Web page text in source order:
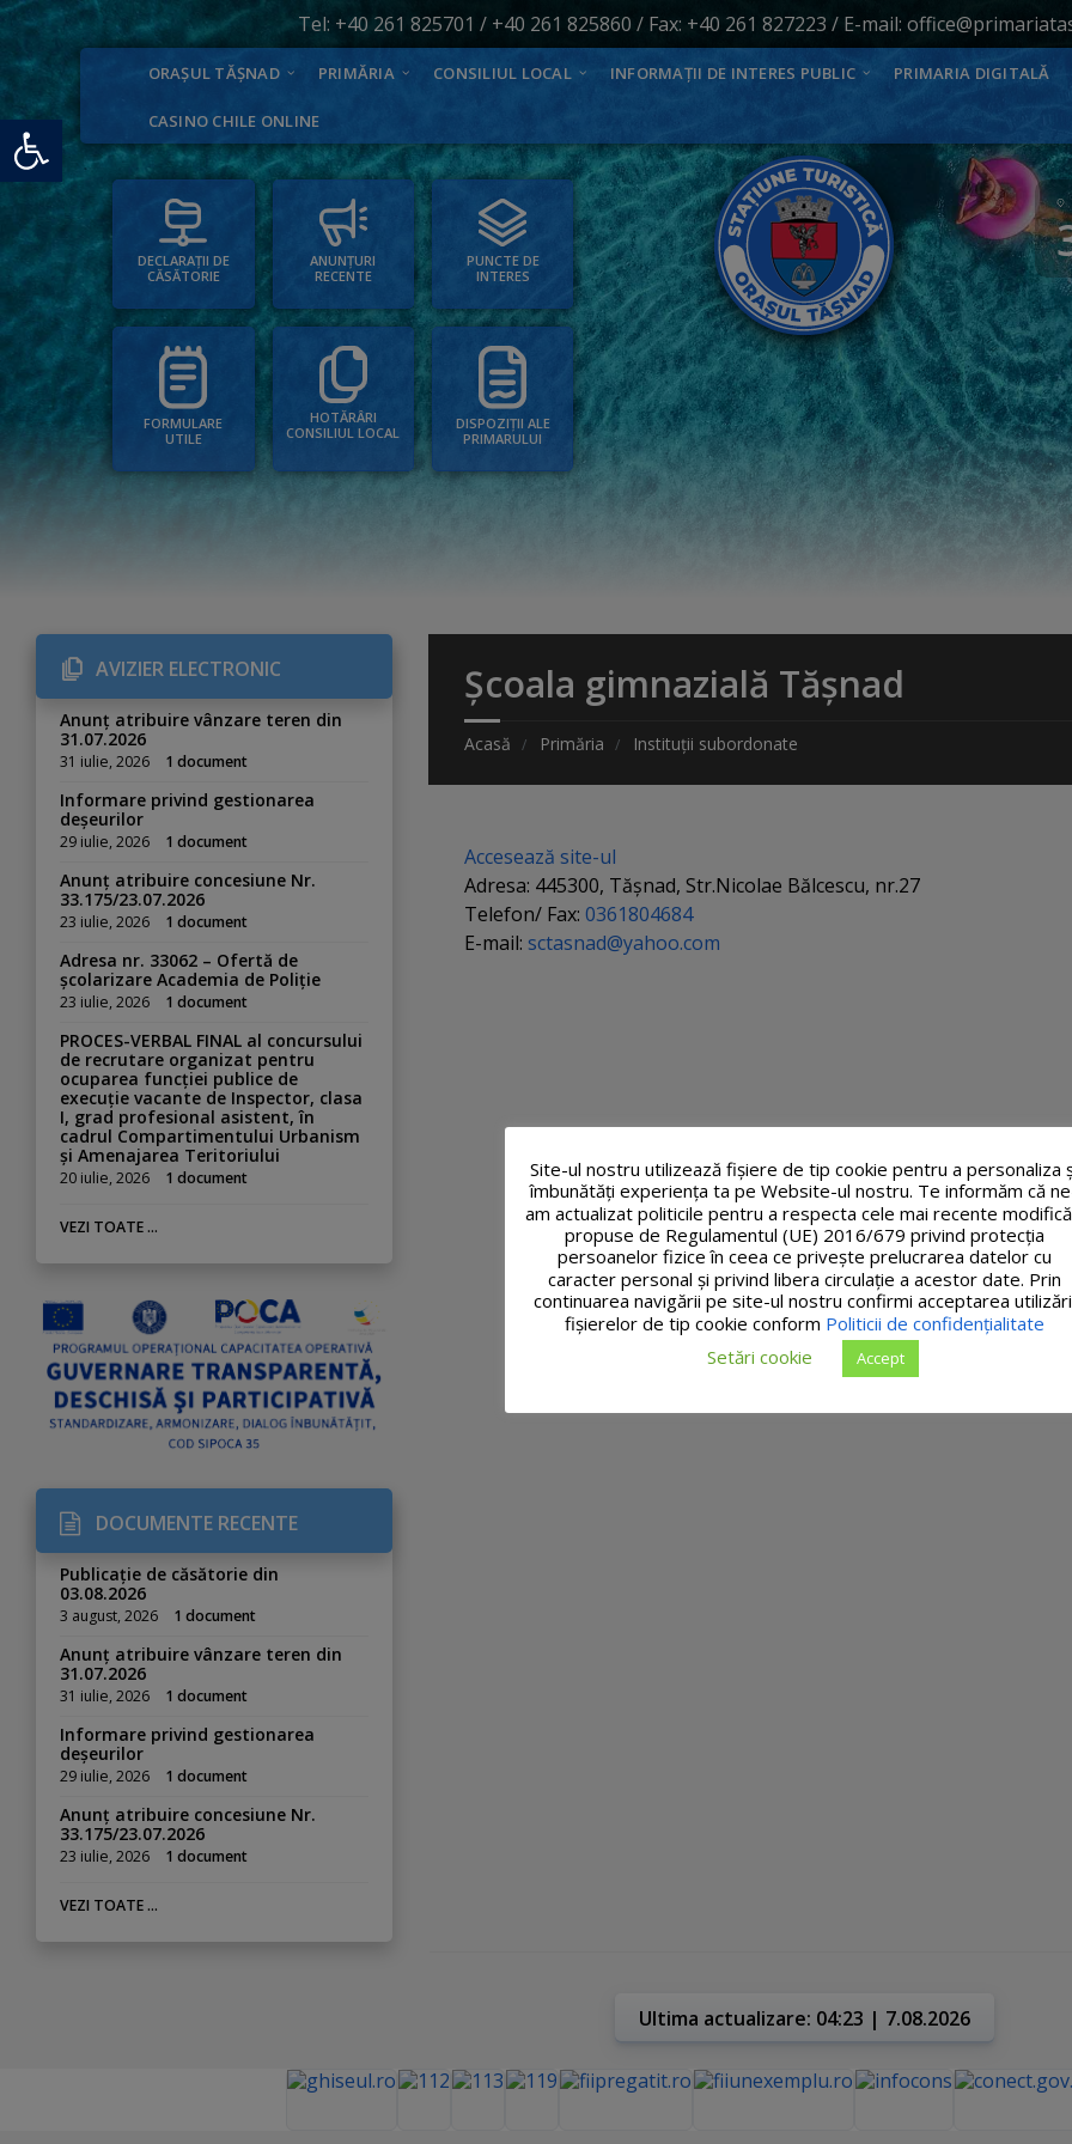
Deschide bara de unelte
Tel: +40 261 825701 / +40 261 825860 / Fax: +40 261 827223 / E-mail:
ORAȘUL TĂȘNAD PRIMĂRIA CONSILIUL LOCAL INFORMAȚII DE INTERES PUBLIC PRIMARIA DIGITALĂ
CASINO CHILE ONLINE
DECLARAȚII DE
CĂSĂTORIE
ANUNȚURI
RECENTE
PUNCTE DE
INTERES
FORMULARE
UTILE
HOTĂRÂRI
CONSILIUL LOCAL
DISPOZIȚII ALE
PRIMARULUI
Școala gimnazială Tășnad
Acasă Primăria Instituții subordonate
Accesează site-ul
Adresa: 445300, Tășnad, Str.Nicolae Bălcescu, nr.27
Telefon/ Fax:0361804684
E-mail:sctasnad@yahoo.com
AVIZIER ELECTRONIC
Anunț atribuire vânzare teren din
31.07.2026
31 iulie, 2026 1 document
Informare privind gestionarea
deșeurilor
29 iulie, 2026 1 document
Anunț atribuire concesiune Nr.
33.175/23.07.2026
23 iulie, 2026 1 document
Adresa nr. 33062 – Ofertă de
școlarizare Academia de Poliție
23 iulie, 2026 1 document
PROCES-VERBAL FINAL al concursului
de recrutare organizat pentru
ocuparea funcției publice de
execuție vacante de Inspector, clasa
I, grad profesional asistent, în
cadrul Compartimentului Urbanism
și Amenajarea Teritoriului
20 iulie, 2026 1 document
VEZI TOATE ...
DOCUMENTE RECENTE
Publicație de căsătorie din
03.08.2026
3 august, 2026 1 document
Anunț atribuire vânzare teren din
31.07.2026
31 iulie, 2026 1 document
Informare privind gestionarea
deșeurilor
29 iulie, 2026 1 document
Anunț atribuire concesiune Nr.
33.175/23.07.2026
23 iulie, 2026 1 document
VEZI TOATE ...
Ultima actualizare: 04:23 | 7.08.2026
Site-ul nostru utilizează fişiere de tip cookie pentru a personaliza
îmbunătăți experiența ta pe Website-ul nostru. Te informăm că
am actualizat politicile pentru a respecta cele mai recente
propuse de Regulamentul (UE) 2016/679 privind protecția
persoanelor fizice în ceea ce privește prelucrarea datelor cu
caracter personal și privind libera circulație a acestor date. Prin
continuarea navigării pe site-ul nostru confirmi acceptarea
fişierelor de tip cookie conform Politicii de confidențialitate
Setări cookie
Accept